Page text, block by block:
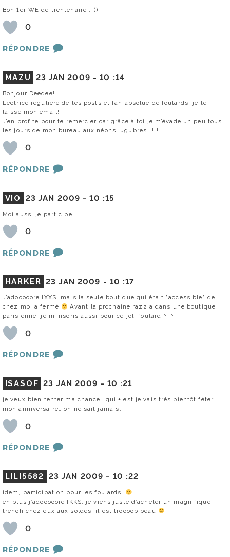
Bon 1er WE de trentenaire ;-))
0
RÉPONDRE
MAZU 23 JAN 2009 -10 :14
Bonjour Deedee!
Lectrice régulière de tes posts et fan absolue de foulards, je te
laisse mon email!
J’en profite pour te remercier car grâce à toi je m’évade un peu tous
les jours de mon bureau aux néons lugubres….!!!
0
RÉPONDRE
VIO 23 JAN 2009 -10 :15
Moi aussi je participe!!
0
RÉPONDRE
HARKER 23 JAN 2009 - 10 :17
J’adooooore IXXS, mais la seule boutique qui était "accessible" de
chez moi a fermé
Avant la prochaine razzia dans une boutique
parisienne, je m’inscris aussi pour ce joli foulard ^_^
0
RÉPONDRE
ISASOF 23 JAN 2009 - 10 :21
je veux bien tenter ma chance… qui + est je vais trés bientôt féter
mon anniversaire… on ne sait jamais…
0
RÉPONDRE
LILI5582 23 JAN 2009 - 10 :22
idem, participation pour les foulards!
en plus j’adooooore IKKS, je viens juste d’acheter un magnifique
trench chez eux aux soldes, il est troooop beau
0
RÉPONDRE